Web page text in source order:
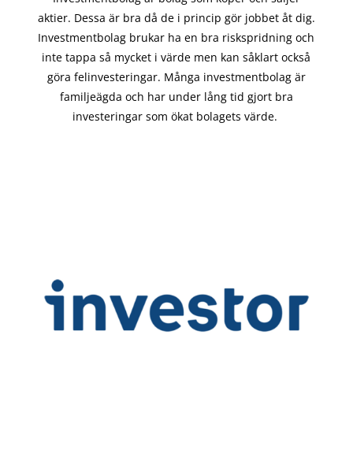
aktier. Dessa är bra då de i princip görjobbet åt dig.
Investmentbolag brukar ha en bra riskspridning och
inte tappa så mycket i värde men kan såklart också
göra felinvesteringar. Många investmentbolag är
familjeägda och har under lång tid gjort bra
investeringar som ökat bolagets värde.